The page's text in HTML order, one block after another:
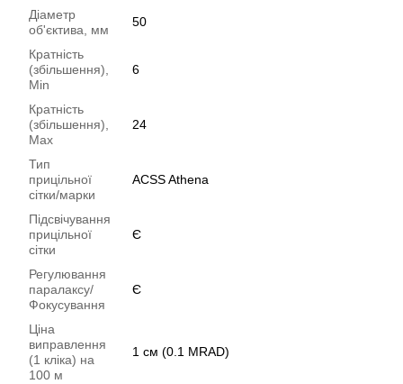
Діаметр
об'єктива, мм
50
Кратність
(збільшення),
Min
6
Кратність
(збільшення),
Max
24
Тип
прицільної
сітки/марки
ACSS Athena
Підсвічування
прицільної
сітки
Є
Регулювання
паралаксу/
Фокусування
Є
Ціна
виправлення
(1 кліка) на
100 м
1 см (0.1 MRAD)